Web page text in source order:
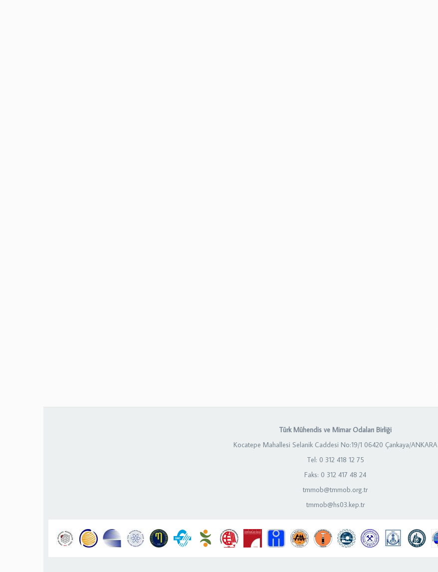
Türk Mühendis ve Mimar Odaları Birliği
Kocatepe Mahallesi Selanik Caddesi No:19/1 06420 Çankaya/ANKARA
Tel: 0 312 418 12 75
Faks: 0 312 417 48 24
tmmob@tmmob.org.tr
tmmob@hs03.kep.tr